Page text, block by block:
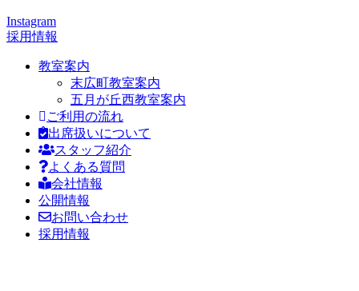
Instagram
採用情報
教室案内
末広町教室案内
五月が丘西教室案内
ご利用の流れ
出席扱いについて
スタッフ紹介
よくある質問
会社情報
公開情報
お問い合わせ
採用情報